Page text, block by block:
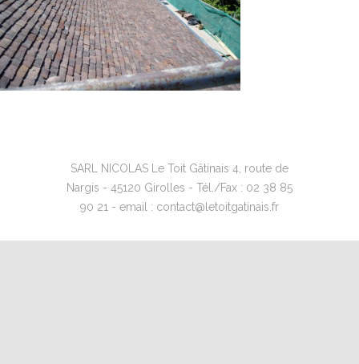
SARL NICOLAS Le Toit Gâtinais 4, route de
Nargis - 45120 Girolles - Tél./Fax : 02 38 85
90 21 - email : contact@letoitgatinais.fr